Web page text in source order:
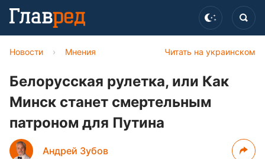
Читать на украинском
Новости › Мнения
Белорусская рулетка, или Как
Минск станет смертельным
патроном для Путина
Андрей Зубов